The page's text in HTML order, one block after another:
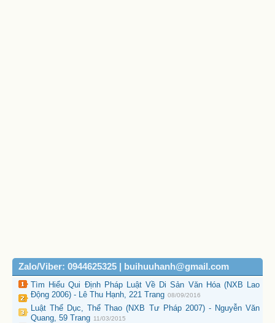
Zalo/Viber: 0944625325 | buihuuhanh@gmail.com
Tìm Hiểu Qui Định Pháp Luật Về Di Sản Văn Hóa (NXB Lao
Động 2006) - Lê Thu Hạnh, 221 Trang 08/09/2016
Luật Thể Dục, Thể Thao (NXB Tư Pháp 2007) - Nguyễn Văn
Quang, 59 Trang 11/03/2015